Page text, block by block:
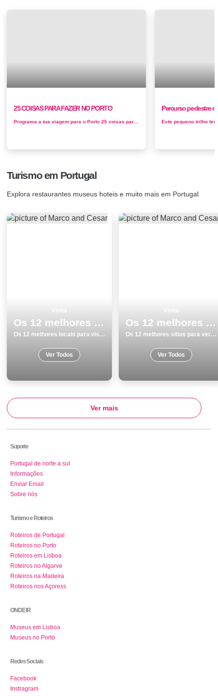
25 COISAS PARA FAZER NO PORTO Percurso pedestre
Turismo em Portugal
Explora restaurantes museus hoteis e muito mais em Portugal
Os 12 melhores locais para visitar em Beja
Os 12 melhores locais para visitar em Beja
Ver Todos
Os 12 melhores sitios para ver e visitar em Leiria
Os 12 melhores sitios para ver e visitar em Leiria
Ver Todos
Ver mais
Suporte
Portugal de norte a sul
Informações
Enviar Email
Sobre nós
Turismo e Roteiros
Roteiros de Portugal
Roteiros no Porto
Roteiros em Lisboa
Roteiros no Algarve
Roteiros na Madeira
Roteiros nos Açoress
ONDE IR
Museus em Lisboa
Museus no Porto
Redes Sociais
Facebook
Instragram